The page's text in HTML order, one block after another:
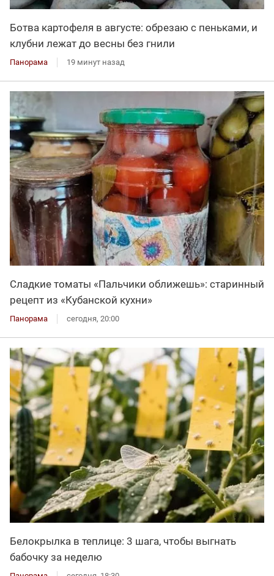
Ботва картофеля в августе: обрезаю с пеньками, и
клубни лежат до весны без гнили
Панорама 19 минут назад
Сладкие томаты «Пальчики оближешь»: старинный
рецепт из «Кубанской кухни»
Панорама сегодня, 20:00
Белокрылка в теплице: 3 шага, чтобы выгнать
бабочку за неделю